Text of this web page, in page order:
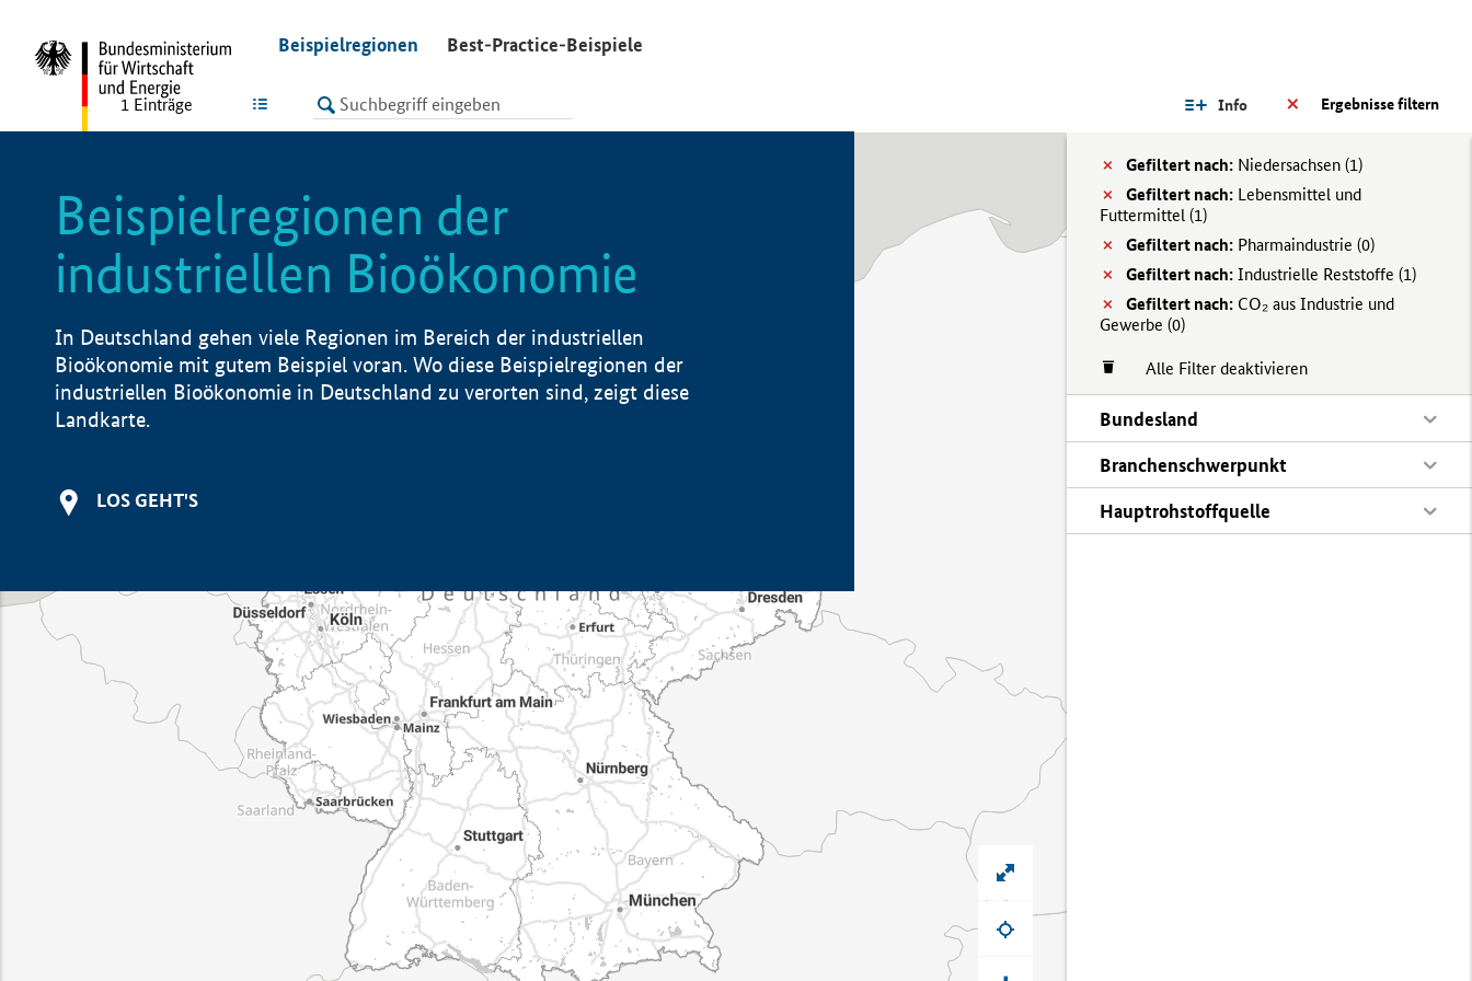
Beispielregionen Best-Practice-Beispiele
LISTE Ergebnisse filtern
Info
Gefiltert nach: Niedersachsen (1)
Gefiltert nach: Lebensmittel und
Futtermittel (1)
Gefiltert nach: Pharmaindustrie (0)
Gefiltert nach: Industrielle Reststoffe (1)
Gefiltert nach: CO₂ aus Industrie und
Gewerbe (0)
Alle Filter deaktivieren
Bundesland
Branchenschwerpunkt
Hauptrohstoffquelle
1 Einträge
Beispielregionen der
industriellen Bioökonomie
In Deutschland gehen viele Regionen im Bereich der industriellen
Bioökonomie mit gutem Beispiel voran. Wo diese Beispielregionen der
industriellen Bioökonomie in Deutschland zu verorten sind, zeigt diese
Landkarte.
LOS GEHT'S